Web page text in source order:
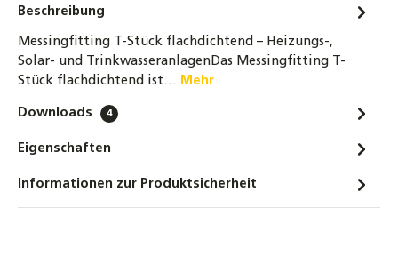
7,60 €
Messing Muffe 1" - DN25 - Innengewinde
2,90 €
Messing Reduziernippel - zylindrisches und
Beschreibung
Messingfitting T-Stück flachdichtend – Heizungs-,
Solar- und TrinkwasseranlagenDas Messingfitting T-
Stück flachdichtend ist… Mehr
Downloads 4
Eigenschaften
Informationen zur Produktsicherheit